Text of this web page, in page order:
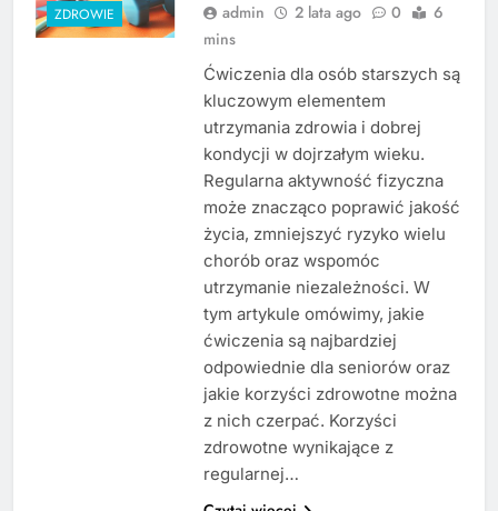
ZDROWIE admin 2 lata ago 0
6
mins
Ćwiczenia dla osób starszych są
kluczowym elementem
utrzymania zdrowia i dobrej
kondycji w dojrzałym wieku.
Regularna aktywność fizyczna
może znacząco poprawić jakość
życia, zmniejszyć ryzyko wielu
chorób oraz wspomóc
utrzymanie niezależności. W
tym artykule omówimy, jakie
ćwiczenia są najbardziej
odpowiednie dla seniorów oraz
jakie korzyści zdrowotne można
z nich czerpać. Korzyści
zdrowotne wynikające z
regularnej…